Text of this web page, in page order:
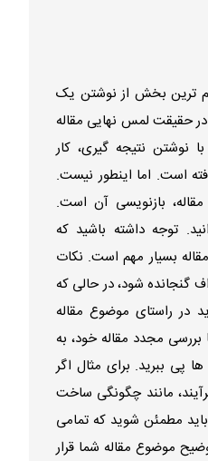
ترین بخش از نوشتن یک
در حقیقت لمس نهایی مقاله
نوشتن نتیجه گیری، کار
است. اما اینطور نیست.
بازنویسی آن است.
توجه داشته باشید که
بسیار مهم است. نکات
گنجانده شود، در حالی که
در راستای موضوع مقاله
مجدد مقاله خود، به
پی ببرید. برای مثال اگر
مانند چگونگی ساخت
مطمئن شوید که تمامی
موضوع مقاله شما قرار